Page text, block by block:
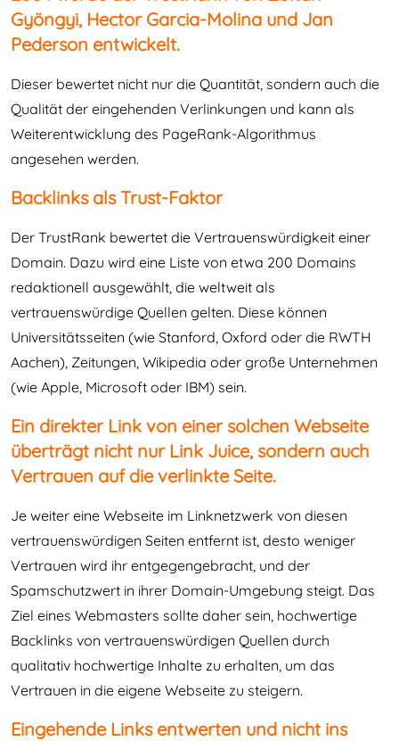
Gyöngyi, Hector Garcia-Molina und Jan
Pederson entwickelt.
Dieser bewertet nicht nur die Quantität, sondern auch die
Qualität der eingehenden Verlinkungen und kann als
Weiterentwicklung des PageRank-Algorithmus
angesehen werden.
Backlinks als Trust-Faktor
Der TrustRank bewertet die Vertrauenswürdigkeit einer
Domain. Dazu wird eine Liste von etwa 200 Domains
redaktionell ausgewählt, die weltweit als
vertrauenswürdige Quellen gelten. Diese können
Universitätsseiten (wie Stanford, Oxford oder die RWTH
Aachen), Zeitungen, Wikipedia oder große Unternehmen
(wie Apple, Microsoft oder IBM) sein.
Ein direkter Link von einer solchen Webseite
überträgt nicht nur Link Juice, sondern auch
Vertrauen auf die verlinkte Seite.
Je weiter eine Webseite im Linknetzwerk von diesen
vertrauenswürdigen Seiten entfernt ist, desto weniger
Vertrauen wird ihr entgegengebracht, und der
Spamschutzwert in ihrer Domain-Umgebung steigt. Das
Ziel eines Webmasters sollte daher sein, hochwertige
Backlinks von vertrauenswürdigen Quellen durch
qualitativ hochwertige Inhalte zu erhalten, um das
Vertrauen in die eigene Webseite zu steigern.
Eingehende Links entwerten und nicht ins